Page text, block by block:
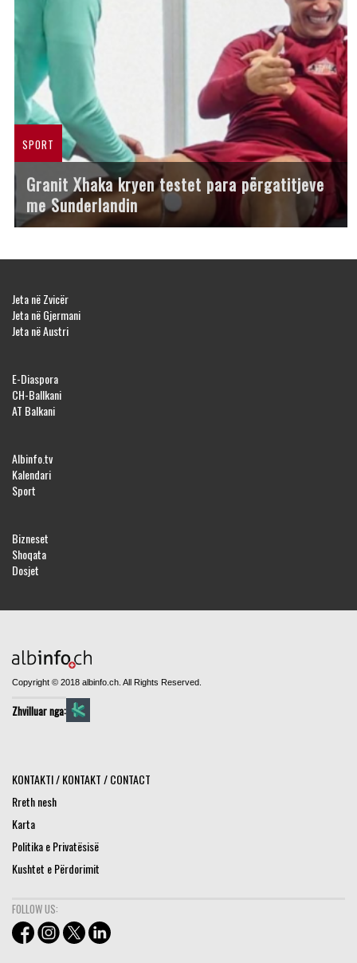
SPORT
Granit Xhaka kryen testet para përgatitjeve
me Sunderlandin
Jeta në Zvicër
Jeta në Gjermani
Jeta në Austri
E-Diaspora
CH-Ballkani
AT Balkani
Albinfo.tv
Kalendari
Sport
Bizneset
Shoqata
Dosjet
Copyright © 2018 albinfo.ch. All Rights Reserved.
Zhvilluar nga:
KONTAKTI / KONTAKT / CONTACT
Rreth nesh
Karta
Politika e Privatësisë
Kushtet e Përdorimit
FOLLOW US: